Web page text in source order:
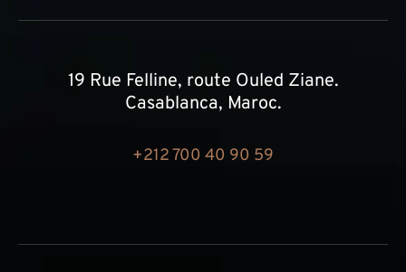
19 Rue Felline, route Ouled Ziane.
Casablanca, Maroc.
+212 700 40 90 59